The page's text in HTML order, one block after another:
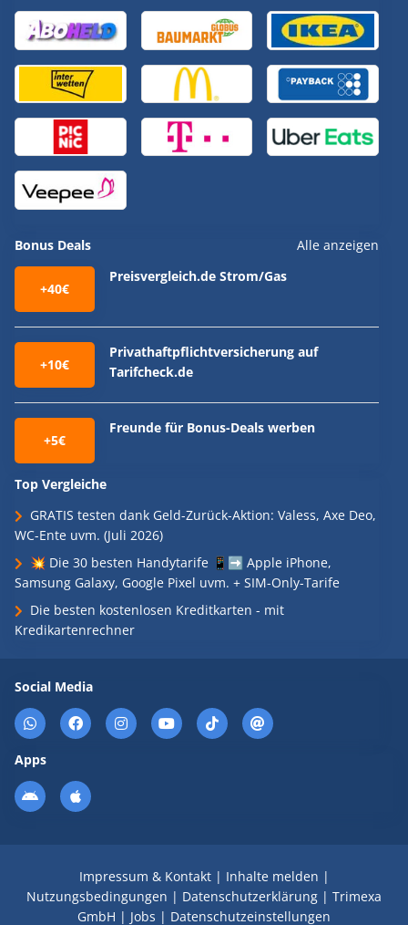
Bonus Deals Alle anzeigen
+40€
Preisvergleich.de Strom/Gas
+10€
Privathaftpflichtversicherung auf
Tarifcheck.de
+5€
Freunde für Bonus-Deals werben
Top Vergleiche
GRATIS testen dank Geld-Zurück-Aktion: Valess, Axe Deo,
WC-Ente uvm. (Juli 2026)
💥 Die 30 besten Handytarife 📱➡️ Apple iPhone,
Samsung Galaxy, Google Pixel uvm. + SIM-Only-Tarife
Die besten kostenlosen Kreditkarten - mit
Kredikartenrechner
Social Media
Apps
Impressum & Kontakt| Inhalte melden |
Nutzungsbedingungen | Datenschutzerklärung | Trimexa
GmbH | Jobs | Datenschutzeinstellungen